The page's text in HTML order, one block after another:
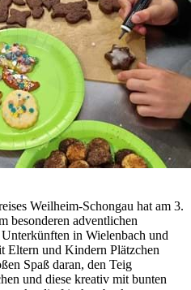
Weilheim-Schongau hat am 3.
besonderen adventlichen
in Wielenbach und
Eltern und Kindern Plätzchen
Spaß daran, den Teig
und diese kreativ mit bunten